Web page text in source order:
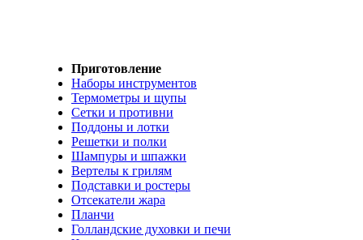
Приготовление
Наборы инструментов
Термометры и щупы
Сетки и противни
Поддоны и лотки
Решетки и полки
Шампуры и шпажки
Вертелы к грилям
Подставки и ростеры
Отсекатели жара
Планчи
Голландские духовки и печи